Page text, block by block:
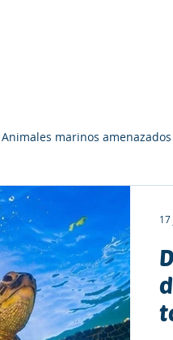
Animales marinos amenazados
rayas y quimeras
Bosques marinos
J. Zagal Comunicación